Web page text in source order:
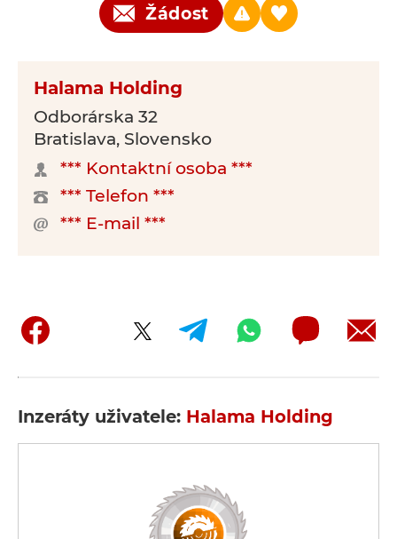
Žádost
Halama Holding
Odborárska 32
Bratislava, Slovensko
*** Kontaktní osoba ***
*** Telefon ***
*** E-mail ***
Inzeráty uživatele: Halama Holding